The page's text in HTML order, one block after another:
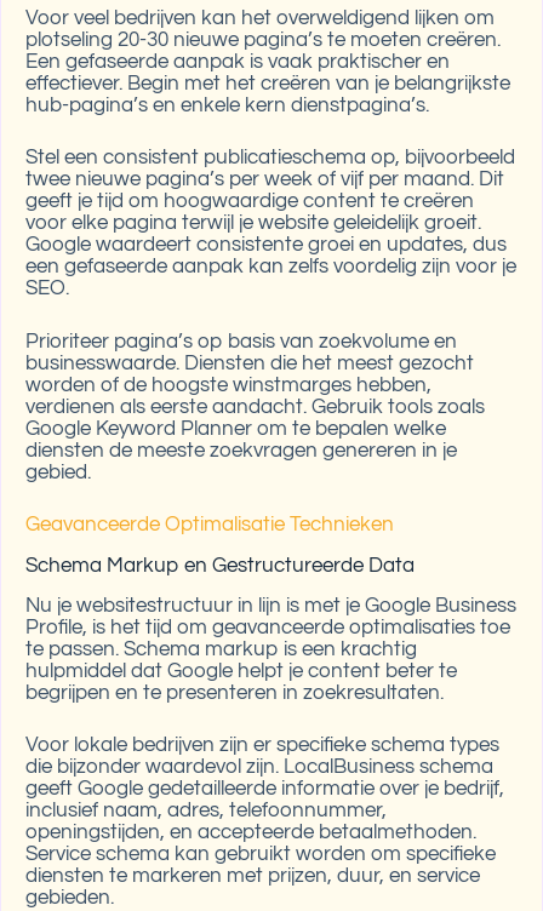
Voor veel bedrijven kan het overweldigend lijken om
plotseling 20-30 nieuwe pagina’s te moeten creëren.
Een gefaseerde aanpak is vaak praktischer en
effectiever. Begin met het creëren van je belangrijkste
hub-pagina’s en enkele kern dienstpagina’s.
Stel een consistent publicatieschema op, bijvoorbeeld
twee nieuwe pagina’s per week of vijf per maand. Dit
geeft je tijd om hoogwaardige content te creëren
voor elke pagina terwijl je website geleidelijk groeit.
Google waardeert consistente groei en updates, dus
een gefaseerde aanpak kan zelfs voordelig zijn voor je
SEO.
Prioriteer pagina’s op basis van zoekvolume en
businesswaarde. Diensten die het meest gezocht
worden of de hoogste winstmarges hebben,
verdienen als eerste aandacht. Gebruik tools zoals
Google Keyword Planner om te bepalen welke
diensten de meeste zoekvragen genereren in je
gebied.
Geavanceerde Optimalisatie Technieken
Schema Markup en Gestructureerde Data
Nu je websitestructuur in lijn is met je Google Business
Profile, is het tijd om geavanceerde optimalisaties toe
te passen. Schema markup is een krachtig
hulpmiddel dat Google helpt je content beter te
begrijpen en te presenteren in zoekresultaten.
Voor lokale bedrijven zijn er specifieke schema types
die bijzonder waardevol zijn. LocalBusiness schema
geeft Google gedetailleerde informatie over je bedrijf,
inclusief naam, adres, telefoonnummer,
openingstijden, en accepteerde betaalmethoden.
Service schema kan gebruikt worden om specifieke
diensten te markeren met prijzen, duur, en service
gebieden.